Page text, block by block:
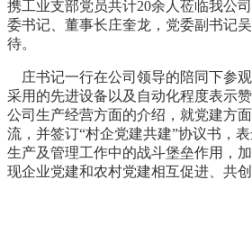
携工业支部党员共计20余人莅临我公
委书记、董事长庄奎龙，党委副书记
待。
庄书记一行在公司领导的陪同下参
采用的先进设备以及自动化程度表示
公司 生产经营方面的介绍，就党建方
流，并签订“村企党建共建”协议书，
生产及管理工作中的战斗堡垒作用，
现企业党建和农村党建相互促进、共创